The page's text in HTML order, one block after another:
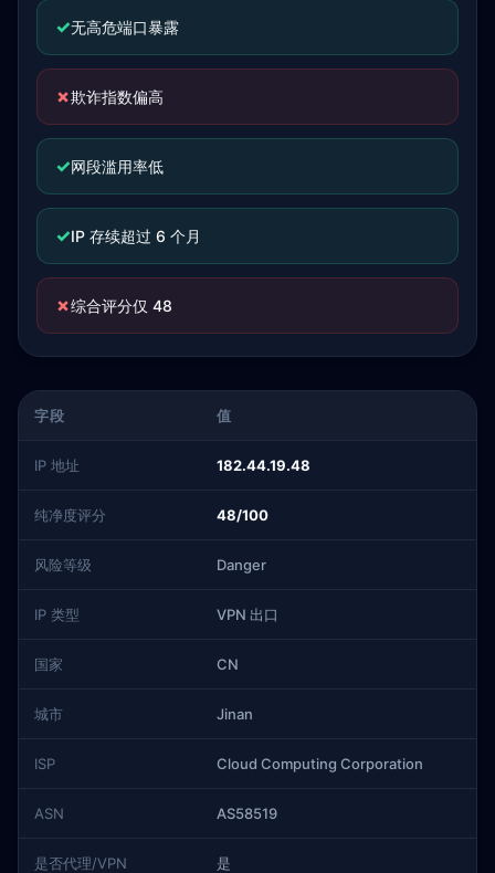
✓无高危端口暴露
✗欺诈指数偏高
✓网段滥用率低
✓IP 存续超过 6 个月
✗综合评分仅 48
字段 值
IP 地址 182.44.19.48
纯净度评分 48/100
风险等级 Danger
IP 类型 VPN 出口
国家 CN
城市 Jinan
ISP Cloud Computing Corporation
ASN AS58519
是否代理/VPN 是